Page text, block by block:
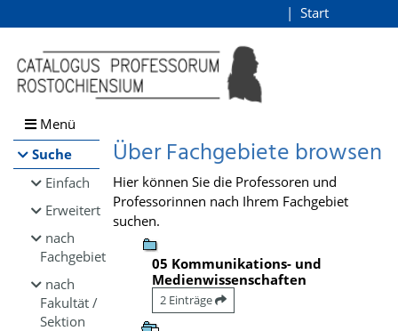
Browsen
direkt zum Inhalt
Start
Menü
Suche
Einfach
Erweitert
nach
Fachgebiet
nach
Fakultät /
Sektion
Über Fachgebiete browsen
Hier können Sie die Professoren und
Professorinnen nach Ihrem Fachgebiet
suchen.
05 Kommunikations- und
Medienwissenschaften
2 Einträge